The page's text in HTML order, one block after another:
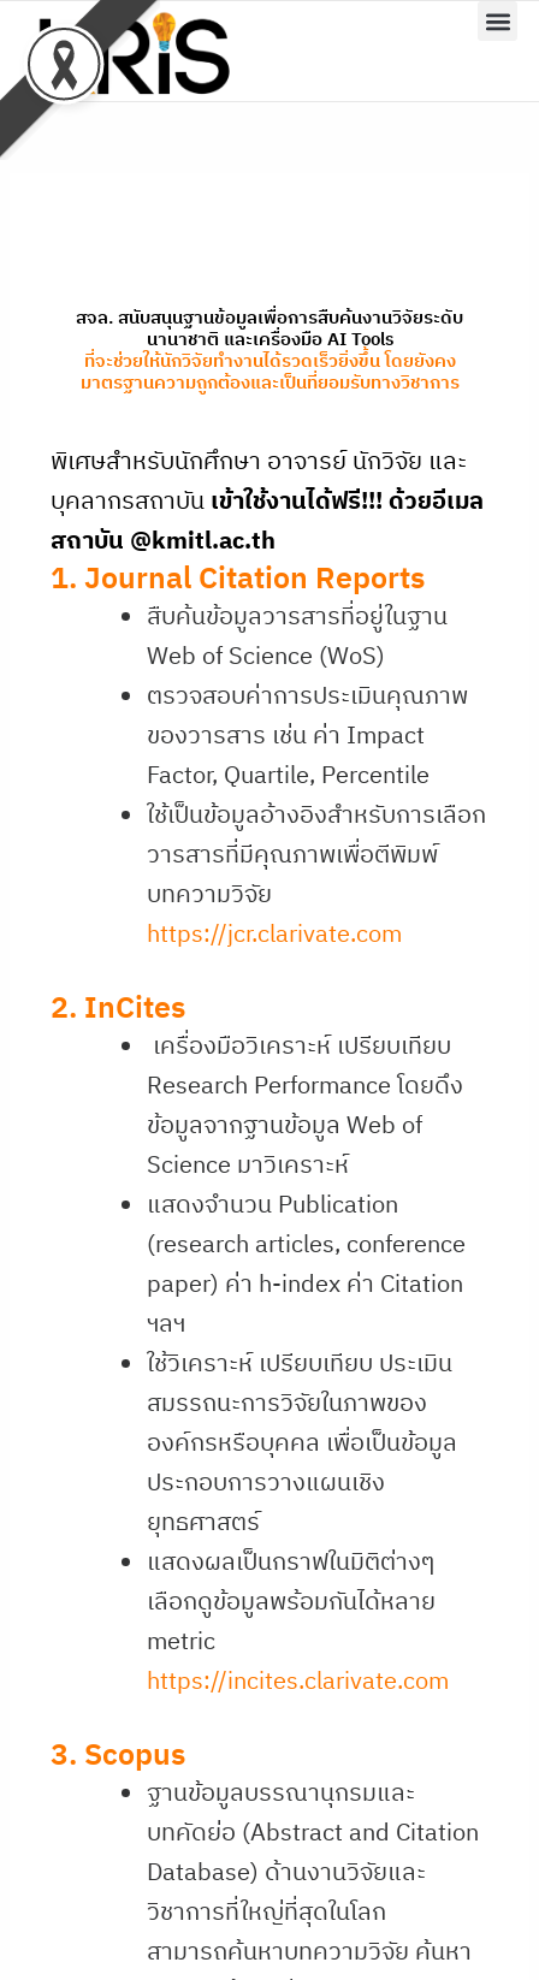
content
สจล. สนับสนุนฐานข้อมูลเพื่อการสืบค้นงานวิจัยระดับ
นานาชาติ และเครื่องมือ AI Tools
ที่จะช่วยให้นักวิจัยทำงานได้รวดเร็วยิ่งขึ้น โดยยังคง
มาตรฐานความถูกต้องและเป็นที่ยอมรับทางวิชาการ
พิเศษสำหรับนักศึกษา อาจารย์ นักวิจัย และ
บุคลากรสถาบันเข้าใช้งานได้ฟรี!!!ด้วยอีเมล
สถาบัน @kmitl.ac.th
1. Journal Citation Reports
สืบค้นข้อมูลวารสารที่อยู่ในฐาน
Web of Science (WoS)
ตรวจสอบค่าการประเมินคุณภาพ
ของวารสาร เช่น ค่า Impact
Factor, Quartile, Percentile
ใช้เป็นข้อมูลอ้างอิงสำหรับการเลือก
วารสารที่มีคุณภาพเพื่อตีพิมพ์
บทความวิจัย
https://jcr.clarivate.com
2. InCites
เครื่องมือวิเคราะห์ เปรียบเทียบ
Research Performance โดยดึง
ข้อมูลจากฐานข้อมูล Web of
Science มาวิเคราะห์
แสดงจำนวน Publication
(research articles, conference
paper) ค่า h-index ค่า Citation
ฯลฯ
ใช้วิเคราะห์ เปรียบเทียบ ประเมิน
สมรรถนะการวิจัยในภาพของ
องค์กรหรือบุคคล เพื่อเป็นข้อมูล
ประกอบการวางแผนเชิง
ยุทธศาสตร์
แสดงผลเป็นกราฟในมิติต่างๆ
เลือกดูข้อมูลพร้อมกันได้หลาย
metric
https://incites.clarivate.com
3. Scopus
ฐานข้อมูลบรรณานุกรมและ
บทคัดย่อ (Abstract and Citation
Database) ด้านงานวิจัยและ
วิชาการที่ใหญ่ที่สุดในโลก
สามารถค้นหาบทความวิจัย ค้นหา